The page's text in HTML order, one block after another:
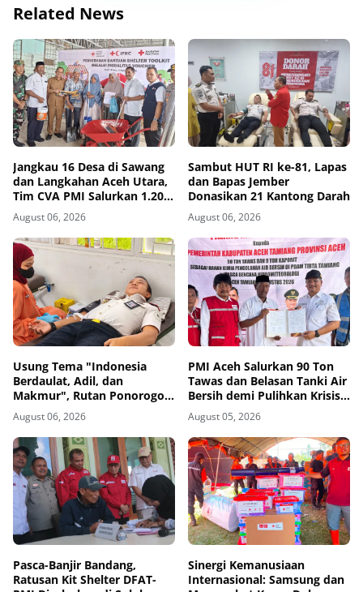
Related News
Jangkau 16 Desa di Sawang
dan Langkahan Aceh Utara,
Tim CVA PMI Salurkan 1.200
Paket Shelter Toolkit
August 06, 2026
Sambut HUT RI ke-81, Lapas
dan Bapas Jember
Donasikan 21 Kantong Darah
August 06, 2026
Usung Tema "Indonesia
Berdaulat, Adil, dan
Makmur", Rutan Ponorogo
Gelar Donor Darah
Kemanusiaan Sambut HUT
RI ke-81
August 06, 2026
PMI Aceh Salurkan 90 Ton
Tawas dan Belasan Tanki Air
Bersih demi Pulihkan Krisis
Air Pasca-Banjir di Aceh
Tamiang
August 05, 2026
Pasca-Banjir Bandang,
Ratusan Kit Shelter DFAT-
Sinergi Kemanusiaan
Internasional: Samsung dan